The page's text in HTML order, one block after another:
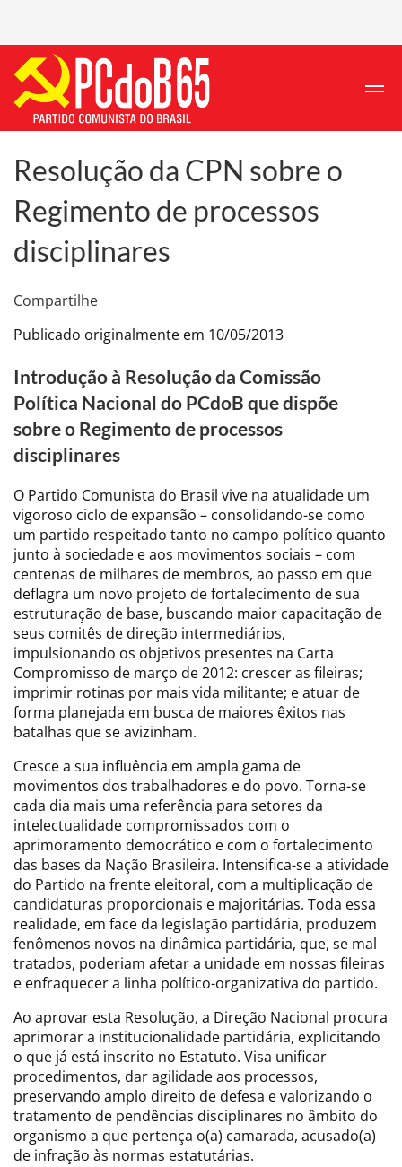
Resolução da CPN sobre o
Regimento de processos
disciplinares
Compartilhe
Publicado originalmente em 10/05/2013
Introdução à Resolução da Comissão
Política Nacional do PCdoB que dispõe
sobre o Regimento de processos
disciplinares
O Partido Comunista do Brasil vive na atualidade um
vigoroso ciclo de expansão – consolidando-se como
um partido respeitado tanto no campo político quanto
junto à sociedade e aos movimentos sociais – com
centenas de milhares de membros, ao passo em que
deflagra um novo projeto de fortalecimento de sua
estruturação de base, buscando maior capacitação de
seus comitês de direção intermediários,
impulsionando os objetivos presentes na Carta
Compromisso de março de 2012: crescer as fileiras;
imprimir rotinas por mais vida militante; e atuar de
forma planejada em busca de maiores êxitos nas
batalhas que se avizinham.
Cresce a sua influência em ampla gama de
movimentos dos trabalhadores e do povo. Torna-se
cada dia mais uma referência para setores da
intelectualidade compromissados com o
aprimoramento democrático e com o fortalecimento
das bases da Nação Brasileira. Intensifica-se a atividade
do Partido na frente eleitoral, com a multiplicação de
candidaturas proporcionais e majoritárias. Toda essa
realidade, em face da legislação partidária, produzem
fenômenos novos na dinâmica partidária, que, se mal
tratados, poderiam afetar a unidade em nossas fileiras
e enfraquecer a linha político-organizativa do partido.
Ao aprovar esta Resolução, a Direção Nacional procura
aprimorar a institucionalidade partidária, explicitando
o que já está inscrito no Estatuto. Visa unificar
procedimentos, dar agilidade aos processos,
preservando amplo direito de defesa e valorizando o
tratamento de pendências disciplinares no âmbito do
organismo a que pertença o(a) camarada, acusado(a)
de infração às normas estatutárias.